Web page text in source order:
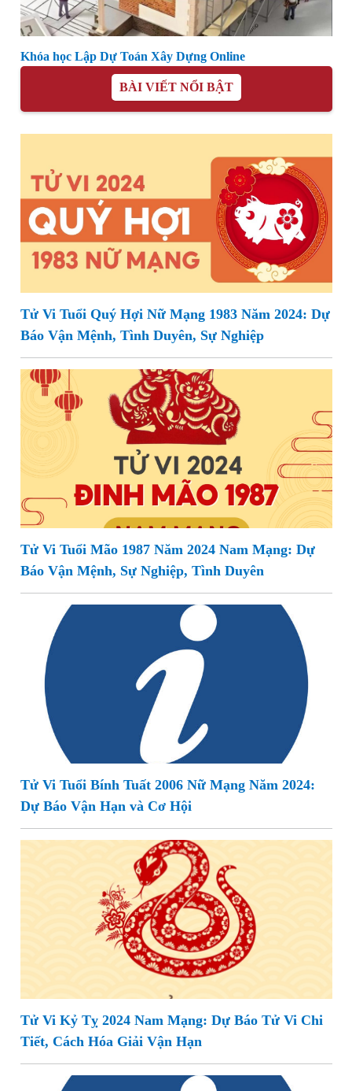
Khóa học Lập Dự Toán Xây Dựng Online
BÀI VIẾT NỔI BẬT
Tử Vi Tuổi Quý Hợi Nữ Mạng 1983 Năm 2024: Dự
Báo Vận Mệnh, Tình Duyên, Sự Nghiệp
Tử Vi Tuổi Mão 1987 Năm 2024 Nam Mạng: Dự
Báo Vận Mệnh, Sự Nghiệp, Tình Duyên
Tử Vi Tuổi Bính Tuất 2006 Nữ Mạng Năm 2024:
Dự Báo Vận Hạn và Cơ Hội
Tử Vi Kỷ Tỵ 2024 Nam Mạng: Dự Báo Tử Vi Chi
Tiết, Cách Hóa Giải Vận Hạn